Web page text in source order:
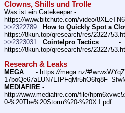
Clowns, Shills und Trolle
Was ist ein Gatekeeper -
https://www.bitchute.com/video/
>>2322789
How to Quickly Spot a
https://8kun.top/qresearch/res/
>>2323031
Cointelpro Tactics
          -
https://8kun.top/qresearch/res/
Research & Leaks
MEGA
      - https:
//mega.nz/
MEDIAFIRE -
http://www.mediafire.com/file/
0-%20The%20Storm%20-%20X.I.pdf